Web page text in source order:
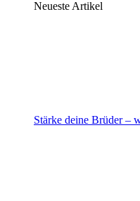
Neueste Artikel
Stärke deine Brüder –